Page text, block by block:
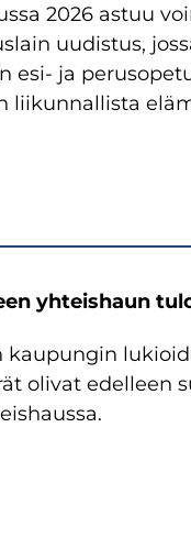
2026 astuu
uudistus,
esi- ja
liikunnallista
yhteishaun
kaupungin
olivat edelleen